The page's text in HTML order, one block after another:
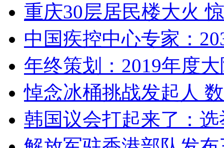
重庆30层居民楼大火
中国疾控中心专家：
年终策划：2019年度
悼念冰桶挑战发起人
韩国议会打起来了：